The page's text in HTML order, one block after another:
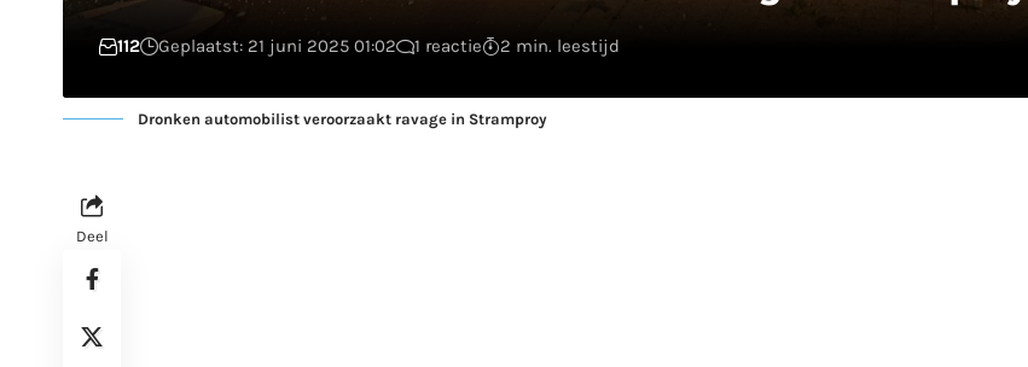
112 Geplaatst: 21 juni 2025 01:02 1 reactie 2 min. leestijd
Dronken automobilist veroorzaakt ravage in Stramproy
Deel